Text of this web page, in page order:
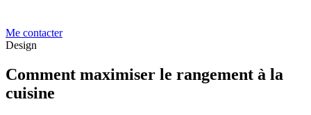
Me contacter
Design
Comment maximiser le rangement à la
cuisine